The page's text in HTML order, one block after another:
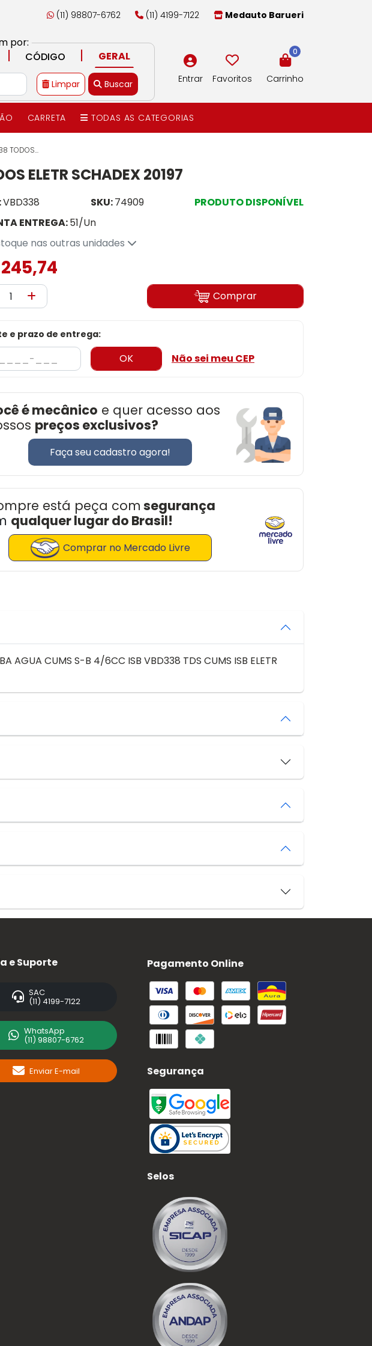
(11) 98807-6762 (11) 4199-7122 Medauto Barueri
por:
| CÓDIGO | GERAL
Limpar Buscar Entrar Favoritos
0
Carrinho
CARRETA TODAS AS CATEGORIAS
TODOS...
ELETR SCHADEX 20197
VBD338 SKU:74909
PRODUTO DISPONÍVEL
ENTREGA:51/Un
nas outras unidades
Comprar
e prazo de entrega:
OK Não sei meu CEP
é mecânico e quer acesso aos
preços exclusivos?
Faça seu cadastro agora!
está peça com segurança
qualquer lugar do Brasil!
Comprar no Mercado Livre
AGUA CUMS S-B 4/6CC ISB VBD338 TDS CUMS ISB ELETR
e Suporte
SAC
(11) 4199-7122
WhatsApp
(11) 98807-6762
Enviar E-mail
Pagamento Online
Segurança
Selos